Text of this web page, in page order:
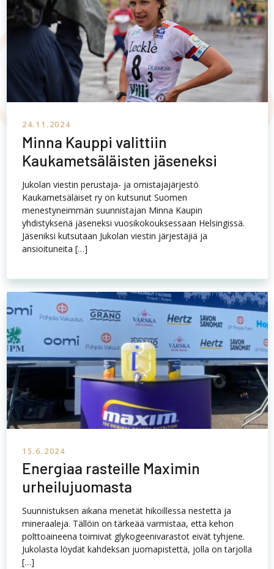
24.11.2024
Minna Kauppi valittiin
Kaukametsäläisten jäseneksi
Jukolan viestin perustaja- ja omistajajärjestö
Kaukametsäläiset ry on kutsunut Suomen
menestyneimmän suunnistajan Minna Kaupin
yhdistyksenä jäseneksi vuosikokouksessaan Helsingissä.
Jäseniksi kutsutaan Jukolan viestin järjestäjiä ja
ansioituneita […]
15.6.2024
Energiaa rasteille Maximin
urheilujuomasta
Suunnistuksen aikana menetät hikoillessa nestettä ja
mineraaleja. Tällöin on tärkeää varmistaa, että kehon
polttoaineena toimivat glykogeenivarastot eivät tyhjene.
Jukolasta löydät kahdeksan juomapistettä, jolla on tarjolla
[…]